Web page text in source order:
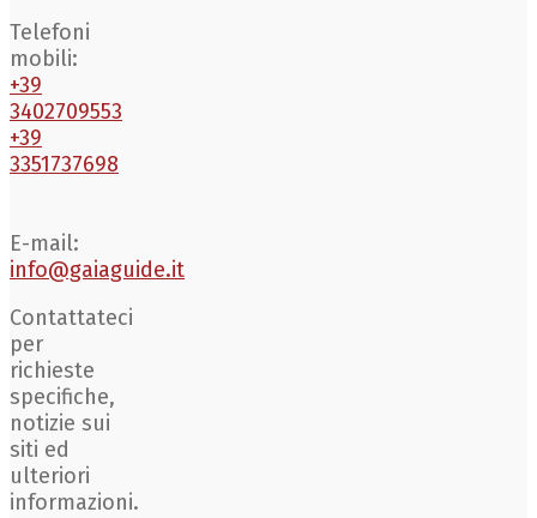
Telefoni
mobili:
+39
3402709553
+39
3351737698
E-mail:
info@gaiaguide.it
Contattateci
per
richieste
specifiche,
notizie sui
siti ed
ulteriori
informazioni.